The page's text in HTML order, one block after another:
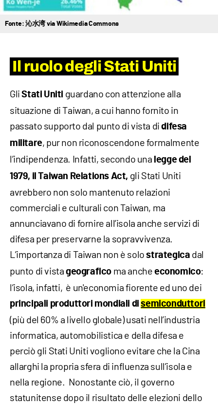
Fonte: 沁水湾 via Wikimedia Commons
Il ruolo degli Stati Uniti
GliStati Uniti guardano con attenzione alla
situazione di Taiwan, a cui hanno fornito in
passato supporto dal punto di vista didifesa
militare, pur non riconoscendone formalmente
l’indipendenza. Infatti, secondo una legge del
1979, il Taiwan Relations Act, gli Stati Uniti
avrebbero non solo mantenuto relazioni
commerciali e culturali con Taiwan, ma
annunciavano di fornire all’isola anche servizi di
difesa per preservarne la sopravvivenza.
L’importanza di Taiwan non è solostrategica dal
punto di vista geografico ma anche economico:
l’isola, infatti, è un'economia fiorente ed uno dei
principali produttori mondiali disemiconduttori
(più del 60% a livello globale) usati nell’industria
informatica, automobilistica e della difesa e
perciò gli Stati Uniti vogliono evitare che la Cina
allarghi la propria sfera di influenza sull’isola e
nella regione. Nonostante ciò, il governo
statunitense dopo il risultato delle elezioni dello